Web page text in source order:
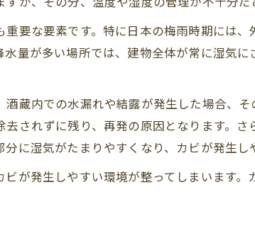
要な要素です。特に日本の梅雨時期には
量が多い場所では、建物全体が常に湿気
蔵内での水漏れや結露が発生した場合、
されずに残り、再発の原因となります。
に湿気がたまりやすくなり、カビが発生し
が発生しやすい環境が整ってしまいます